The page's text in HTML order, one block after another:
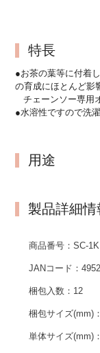
特長
●お茶の葉等に付着
の育成にほとんど影
チェーンソー専用
●水溶性ですので洗
用途
製品詳細情
商品番号：SC-1K
JANコード：
梱包入数： 12
梱包サイズ(mm)
単体サイズ(mm)